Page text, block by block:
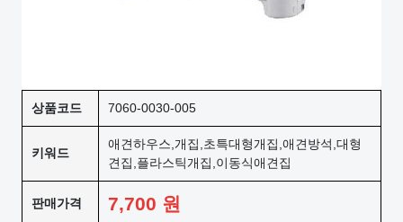
상품코드 7060-0030-005
키워드
애견하우스,개집,초특대형개집,애견방석,대형
견집,플라스틱개집,이동식애견집
판매가격 7,700 원